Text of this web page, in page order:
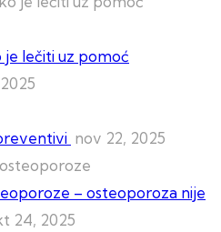
je lečiti uz pomoć
nov 22, 2025
– osteoporoza nije
24, 2025